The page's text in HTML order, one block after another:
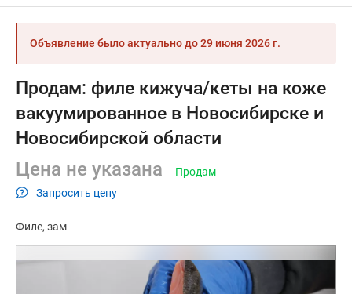
Объявление было актуально до29 июня 2026 г.
Продам: филе кижуча/кеты на коже
вакуумированное в Новосибирске и
Новосибирской области
Цена не указана
Запросить цену
Продам
Филе зам